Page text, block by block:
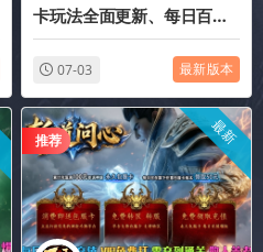
卡玩法全面更新、每日百元
福利、爆率拉满、激情攻
沙、散人追梦（命格修炼特
07-03 最新版本
推荐 最新